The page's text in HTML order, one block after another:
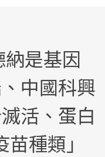
是基因
中國科興
活、蛋白
種類」